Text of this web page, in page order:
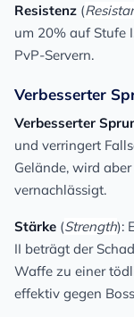
Resistenz (
um 20% auf Stufe
PvP-Servern.
Verbesserter
Verbesserter
und verringert
Gelände, wird
vernachlässigt.
Stärke (Strength):
II beträgt der
Waffe zu einer
effektiv gegen